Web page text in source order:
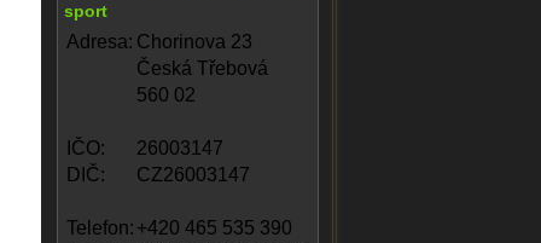
sport
Adresa: Chorinova 23
Česká Třebová
560 02
IČO:
26003147
DIČ:
CZ26003147
Telefon: +420 465 535 390